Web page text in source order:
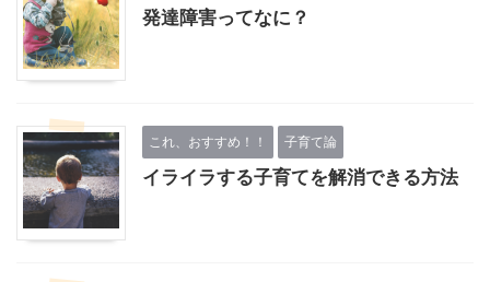
発達障害ってなに？
これ、おすすめ！！ 子育て論
イライラする子育てを解消できる方法